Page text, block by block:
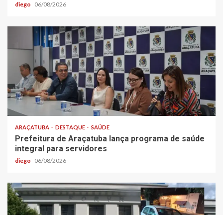
diego 06/08/2026
ARAÇATUBA DESTAQUE SAÚDE
Prefeitura de Araçatuba lança programa de saúde
integral para servidores
diego 06/08/2026